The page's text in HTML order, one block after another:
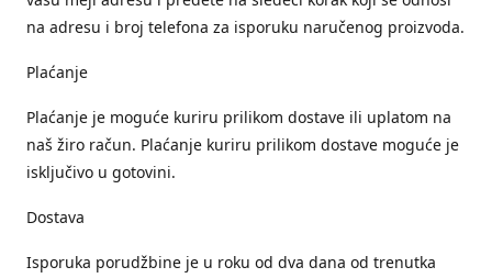
na adresu i broj telefona za isporuku naručenog proizvoda.
Plaćanje
Plaćanje je moguće kuriru prilikom dostave ili uplatom na
naš žiro račun. Plaćanje kuriru prilikom dostave moguće je
isključivo u gotovini.
Dostava
Isporuka porudžbine je u roku od dva dana od trenutka